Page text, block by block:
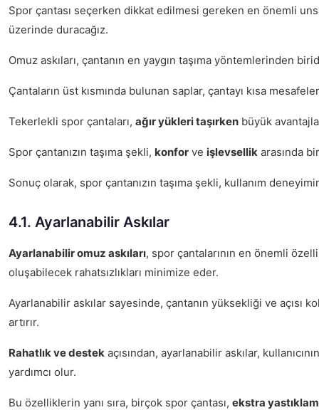
Spor çantası seçerken dikkat edilmesi gereken en önemli
üzerinde duracağız.
Omuz askıları, çantanın en yaygın taşıma yöntemlerinden
Çantaların üst kısmında bulunan saplar, çantayı kısa
Tekerlekli spor çantaları, ağır yükleri taşırken büyük
Spor çantanızın taşıma şekli, konfor ve işlevsellik arasında
Sonuç olarak, spor çantanızın taşıma şekli, kullanım
4.1. Ayarlanabilir Askılar
Ayarlanabilir omuz askıları, spor çantalarının en önemli
oluşabilecek rahatsızlıkları minimize eder.
Ayarlanabilir askılar sayesinde, çantanın yüksekliği ve açısı
artırır.
Rahatlık ve destek açısından, ayarlanabilir askılar,
yardımcı olur.
Bu özelliklerin yanı sıra, birçok spor çantası, ekstra